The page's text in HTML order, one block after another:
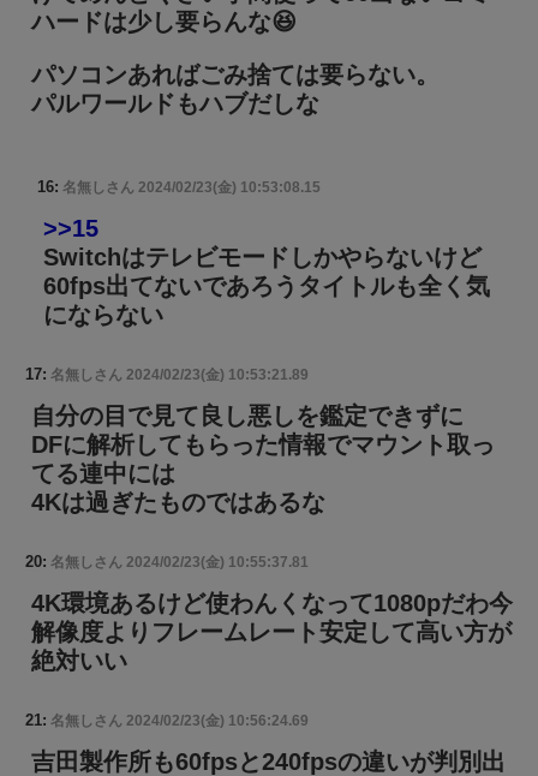
ハードは少し要らんな😆
パソコンあればごみ捨ては要らない。
パルワールドもハブだしな
16: 名無しさん 2024/02/23(金) 10:53:08.15
>>15
Switchはテレビモードしかやらないけど
60fps出てないであろうタイトルも全く気
にならない
17: 名無しさん 2024/02/23(金) 10:53:21.89
自分の目で見て良し悪しを鑑定できずに
DFに解析してもらった情報でマウント取っ
てる連中には
4Kは過ぎたものではあるな
20: 名無しさん 2024/02/23(金) 10:55:37.81
4K環境あるけど使わんくなって1080pだわ今
解像度よりフレームレート安定して高い方が
絶対いい
21: 名無しさん 2024/02/23(金) 10:56:24.69
吉田製作所も60fpsと240fpsの違いが判別出